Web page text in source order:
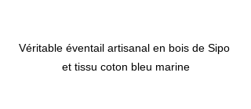
Véritable éventail artisanal en bois de Sipo
et tissu coton bleu marine